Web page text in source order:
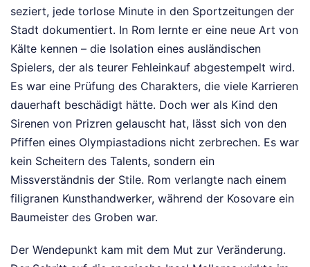
seziert, jede torlose Minute in den Sportzeitungen der
Stadt dokumentiert. In Rom lernte er eine neue Art von
Kälte kennen – die Isolation eines ausländischen
Spielers, der als teurer Fehleinkauf abgestempelt wird.
Es war eine Prüfung des Charakters, die viele Karrieren
dauerhaft beschädigt hätte. Doch wer als Kind den
Sirenen von Prizren gelauscht hat, lässt sich von den
Pfiffen eines Olympiastadions nicht zerbrechen. Es war
kein Scheitern des Talents, sondern ein
Missverständnis der Stile. Rom verlangte nach einem
filigranen Kunsthandwerker, während der Kosovare ein
Baumeister des Groben war.
Der Wendepunkt kam mit dem Mut zur Veränderung.